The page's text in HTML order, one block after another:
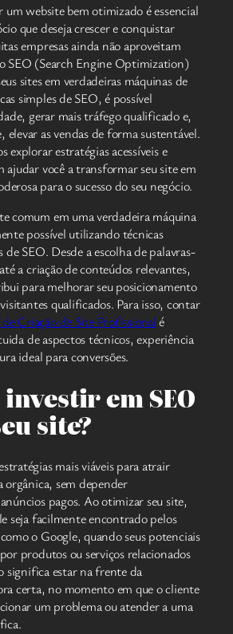
um website bem otimizado é essencial
que deseja crescer e conquistar
empresas ainda não aproveitam
SEO (Search Engine Optimization)
sites em verdadeiras máquinas de
simples de SEO, é possível
gerar mais tráfego qualificado e,
elevar as vendas de forma sustentável.
explorar estratégias acessíveis e
ajudar você a transformar seu site em
para o sucesso do seu negócio.
comum em uma verdadeira máquina
possível utilizando técnicas
SEO. Desde a escolha de palavras-
a criação de conteúdos relevantes,
para melhorar seu posicionamento
qualificados. Para isso, contar
Criação de Site Profissionalé
de aspectos técnicos, experiência
ideal para conversões.
em SEO
site?
mais viáveis para atrair
sem depender
pagos. Ao otimizar seu site,
seja facilmente encontrado pelos
o Google, quando seus potenciais
produtos ou serviços relacionados
significa estar na frente da
certa, no momento em que o cliente
um problema ou atender a uma